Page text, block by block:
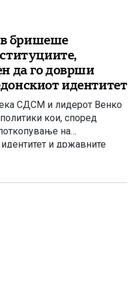
бришеше
да го доврши
идентитет
СДСМ и лидерот Венко
кои, според
на
и државните
дека процесот започнал
„да го доврши